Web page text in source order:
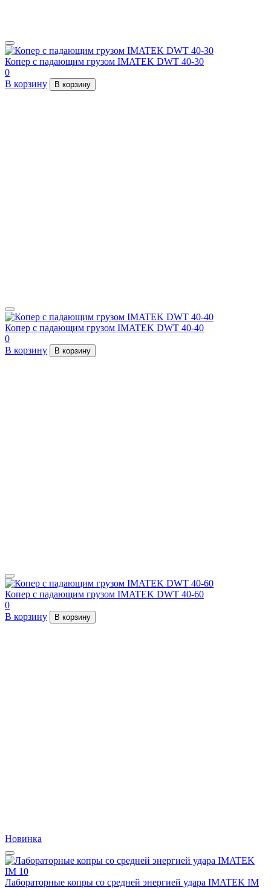
Копер с падающим грузом IMATEK DWT 40-30
0
В корзину
В корзину
Копер с падающим грузом IMATEK DWT 40-40
0
В корзину
В корзину
Копер с падающим грузом IMATEK DWT 40-60
0
В корзину
В корзину
Новинка
Лабораторные копры со средней энергией удара IMATEK IM